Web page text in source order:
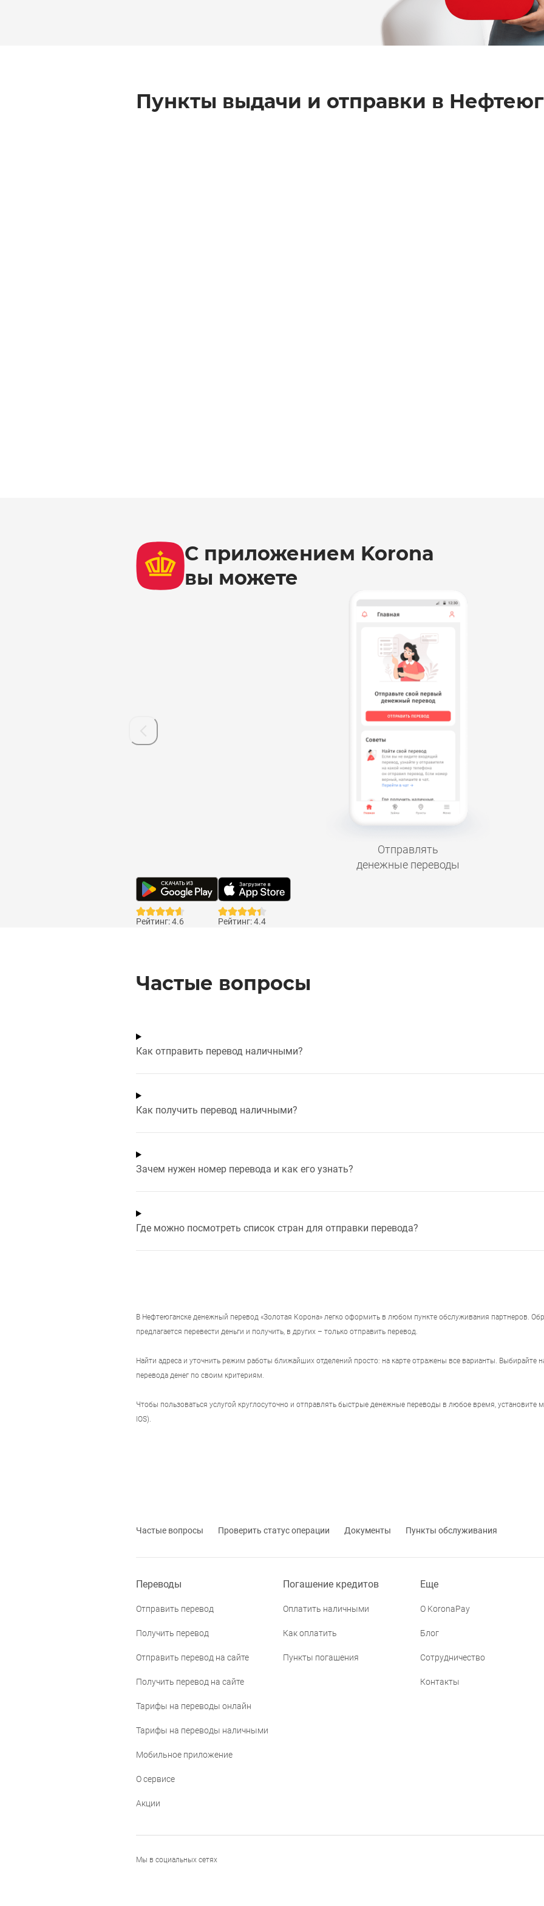
Пункты выдачи и отправки в
С приложением Korona
вы можете
Отправлять
денежные переводы
Рейтинг: 4.6 Рейтинг: 4.4
Частые вопросы
Как отправить перевод наличными?
Как получить перевод наличными?
Зачем нужен номер перевода и как его узнать?
Где можно посмотреть список стран для отправки перевода?
В Нефтеюганске денежный перевод «Золотая Корона» легко оформить в любом пункте обслуживания партнеров.
предлагается перевести деньги и получить, в других – только отправить перевод.
Найти адреса и уточнить режим работы ближайших отделений просто: на карте отражены все варианты. Выбирайте
перевода денег по своим критериям.
Чтобы пользоваться услугой круглосуточно и отправлять быстрые денежные переводы в любое время,
IOS).
Частые вопросы Проверить статус операции Документы Пункты обслуживания
Переводы
Отправить перевод
Получить перевод
Отправить перевод на сайте
Получить перевод на сайте
Тарифы на переводы онлайн
Тарифы на переводы наличными
Мобильное приложение
О сервисе
Акции
Погашение кредитов
Оплатить наличными
Как оплатить
Пункты погашения
Еще
О KoronaPay
Блог
Сотрудничество
Контакты
Мы в социальных сетях